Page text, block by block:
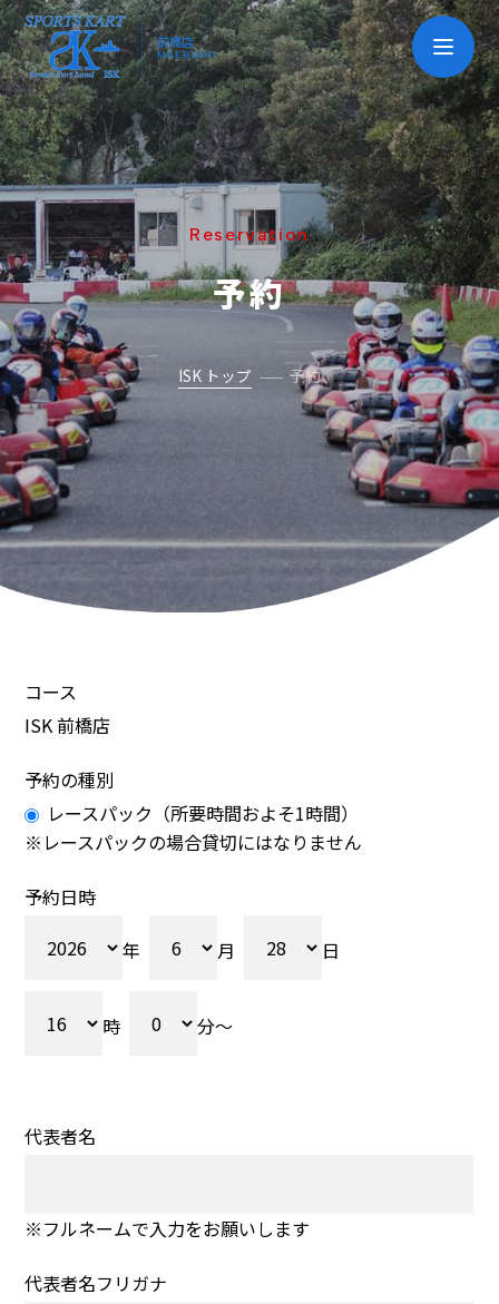
前橋店
MAEBASHI
Reservation
予約
ISK トップ 予約
コース
ISK 前橋店
予約の種別
レースパック（所要時間およそ1時間）
※レースパックの場合貸切にはなりません
予約日時
年 月 日
時 分～
代表者名
※フルネームで入力をお願いします
代表者名フリガナ